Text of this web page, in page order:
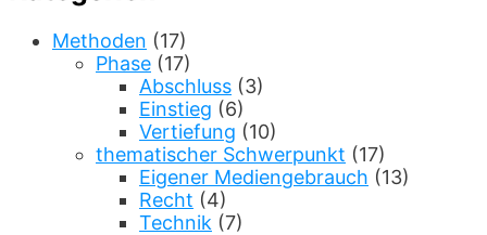
Methoden (17)
Phase (17)
Abschluss (3)
Einstieg (6)
Vertiefung (10)
thematischer Schwerpunkt (17)
Eigener Mediengebrauch (13)
Recht (4)
Technik (7)